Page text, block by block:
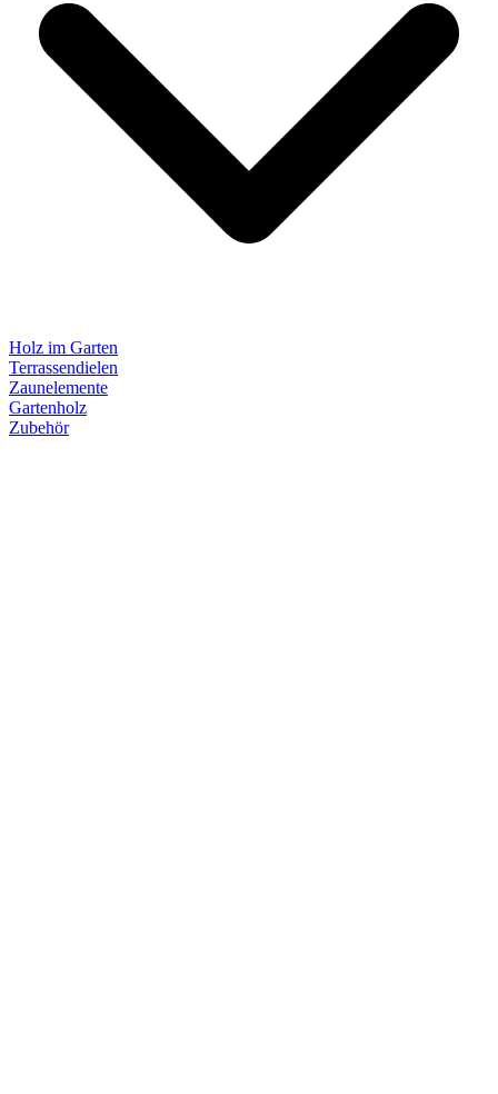
Holz im Garten
Terrassendielen
Zaunelemente
Gartenholz
Zubehör